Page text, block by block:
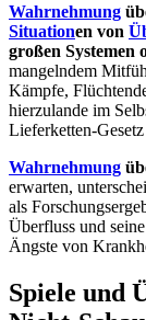
Wahrnehmung
Situationen von
großen Systemen
mangelndem
Kämpfe,
hierzulande im
Lieferketten-
Wahrnehmung
erwarten,
als
Überfluss und
Ängste von
Spiele und